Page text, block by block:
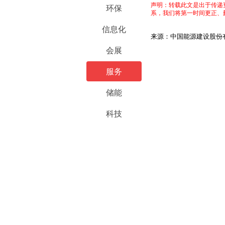
环保
信息化
会展
服务
储能
科技
声明：转载此文是出于传
系，我们将第一时间更正、
来源：中国能源建设股份